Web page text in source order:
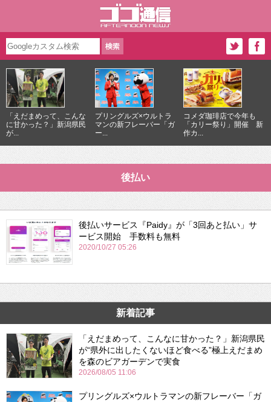
「えだまめって、こんな
に甘かった？」新潟県民
が...
プリングルズ×ウルトラ
マンの新フレーバー「ガ
ー...
コメダ珈琲店で今年も
「カリー祭り」開催 新
作カ...
後払い
後払いサービス『Paidy』が「3回あと払い」サ
ービス開始 手数料も無料
2020/10/27 05:26
新着記事
「えだまめって、こんなに甘かった？」新潟県民
が“県外に出したくないほど食べる”極上えだまめ
を森のビアガーデンで実食
2026/08/05 11:06
プリングルズ×ウルトラマンの新フレーバー「ガ